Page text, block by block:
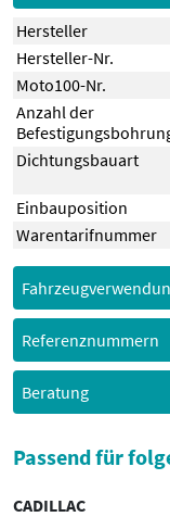
Hersteller
Hersteller-Nr.
Moto100-Nr.
Anzahl der
Dichtungsbauart
Einbauposition
Warentarifnummer
Referenznummern
Beratung
Passend für
CADILLAC